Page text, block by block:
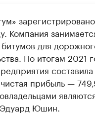
Компания
для
По итогам 2021
прибыль —
Юшин.